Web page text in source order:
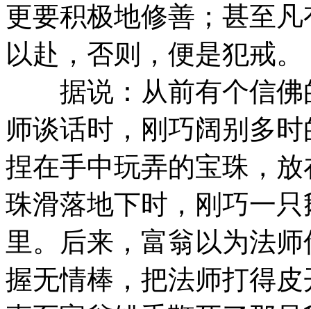
更要积极地修善；甚至
以赴，否则，便是犯戒。
据说：从前有个信佛
师谈话时，刚巧阔别多
捏在手中玩弄的宝珠，
珠滑落地下时，刚巧一
里。后来，富翁以为法
握无情棒，把法师打得